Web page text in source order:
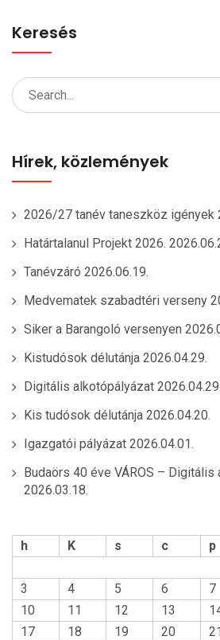
Keresés
Search
for:
Hírek, közlemények
2026/27 tanév taneszköz igények
Határtalanul Projekt 2026.
Tanévzáró 2026.06.19.
Medvematek szabadtéri verseny
Siker a Barangoló versenyen
Kistudósok délutánja 2026.04.29.
Digitális alkotópályázat 2026.04.29.
Kis tudósok délutánja 2026.04.20.
Igazgatói pályázat 2026.04.01.
Budaörs 40 éve VÁROS –
2026.03.18.
h K s c p
3
4 5 6 7
10
11 12 13
17
18 19 20